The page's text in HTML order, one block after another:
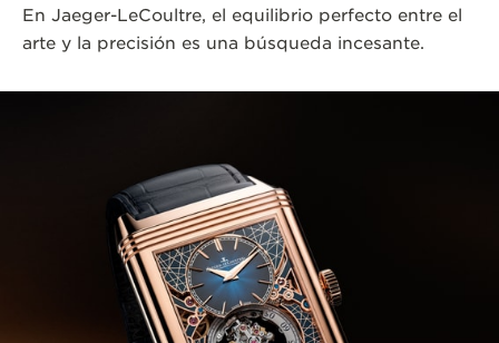
En Jaeger-LeCoultre, el equilibrio perfecto entre el
arte y la precisión es una búsqueda incesante.